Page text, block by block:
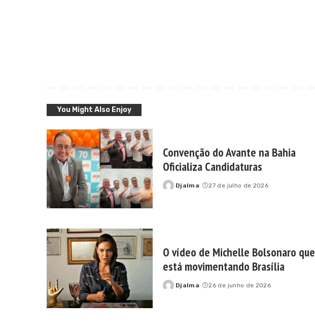
You Might Also Enjoy
Convenção do Avante na Bahia
Oficializa Candidaturas
Posted
Djalma 27 de julho de 2026
O vídeo de Michelle Bolsonaro que
está movimentando Brasília
Posted
Djalma 26 de junho de 2026